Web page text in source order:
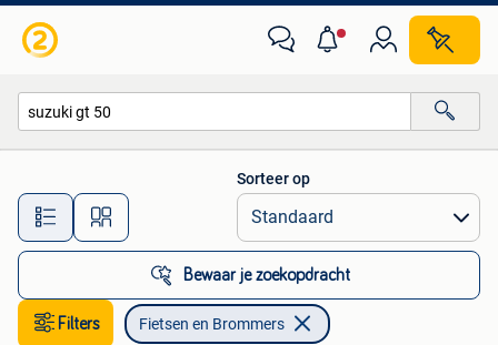
Alle afstanden…
Sorteer op
Bewaar je zoekopdracht
Filters Fietsen en Brommers